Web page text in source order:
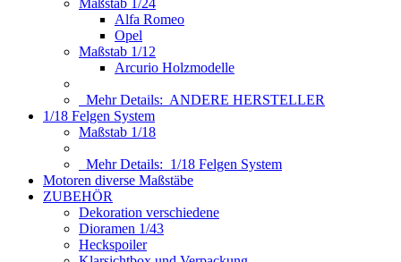
Maßstab 1/24
Alfa Romeo
Opel
Maßstab 1/12
Arcurio Holzmodelle
Mehr Details: ANDERE HERSTELLER
1/18 Felgen System
Maßstab 1/18
Mehr Details: 1/18 Felgen System
Motoren diverse Maßstäbe
ZUBEHÖR
Dekoration verschiedene
Dioramen 1/43
Heckspoiler